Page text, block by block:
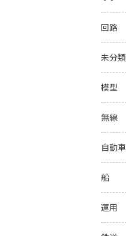
回路
未分類
模型
無線
自動車
船
運用